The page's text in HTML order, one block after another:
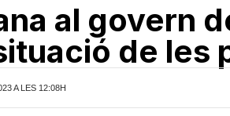
al govern
de les
A LES 12:08H